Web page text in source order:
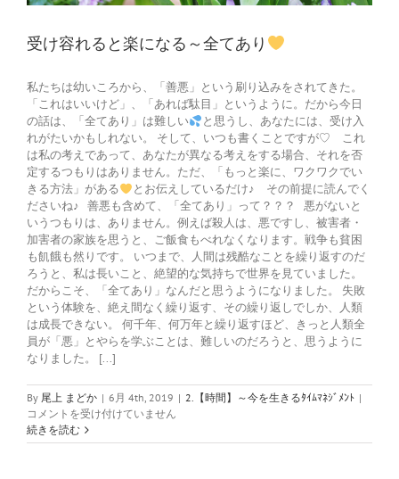
受け容れると楽になる～全てあり
私たちは幼いころから、「善悪」という刷り込みをされてきた。
「これはいいけど」、「あれば駄目」というように。だから今日
の話は、「全てあり」は難しい
と思うし、あなたには、受け入
れがたいかもしれない。 そして、いつも書くことですが♡ これ
は私の考えであって、あなたが異なる考えをする場合、それを否
定するつもりはありません。ただ、「もっと楽に、ワクワクでい
きる方法」がある
とお伝えしているだけ♪ その前提に読んでく
ださいね♪ 善悪も含めて、「全てあり」って？？？ 悪がないと
いうつもりは、ありません。例えば殺人は、悪ですし、被害者・
加害者の家族を思うと、ご飯食もべれなくなります。戦争も貧困
も飢餓も然りです。 いつまで、人間は残酷なことを繰り返すのだ
ろうと、私は長いこと、絶望的な気持ちで世界を見ていました。
だからこそ、「全てあり」なんだと思うようになりました。 失敗
という体験を、絶え間なく繰り返す、その繰り返しでしか、人類
は成長できない。 何千年、何万年と繰り返すほど、きっと人類全
員が「悪」とやらを学ぶことは、難しいのだろうと、思うように
なりました。 [...]
By 尾上 まどか | 6月 4th, 2019 | 2.【時間】～今を生きるﾀｲﾑﾏﾈｼﾞﾒﾝﾄ |
れ
コメントを受け付けていません
続きを読む